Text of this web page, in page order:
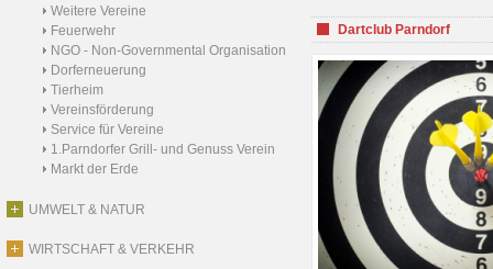
Weitere Vereine
Feuerwehr
NGO - Non-Governmental Organisation
Dorferneuerung
Tierheim
Vereinsförderung
Service für Vereine
1.Parndorfer Grill- und Genuss Verein
Markt der Erde
UMWELT & NATUR
WIRTSCHAFT & VERKEHR
Dartclub Parndorf